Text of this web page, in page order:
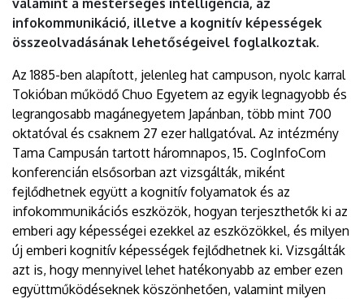
infokommunikáció, illetve a kognitív képességek
összeolvadásának lehetőségeivel foglalkoztak.
Az 1885-ben alapított, jelenleg hat campuson, nyolc karral
Tokióban működő Chuo Egyetem az egyik legnagyobb és
legrangosabb magánegyetem Japánban, több mint 700
oktatóval és csaknem 27 ezer hallgatóval. Az intézmény
Tama Campusán tartott háromnapos, 15. CogInfoCom
konferencián elsősorban azt vizsgálták, miként
fejlődhetnek együtt a kognitív folyamatok és az
infokommunikációs eszközök, hogyan terjeszthetők ki az
emberi agy képességei ezekkel az eszközökkel, és milyen
új emberi kognitív képességek fejlődhetnek ki. Vizsgálták
azt is, hogy mennyivel lehet hatékonyabb az ember ezen
együttműködéseknek köszönhetően, valamint milyen